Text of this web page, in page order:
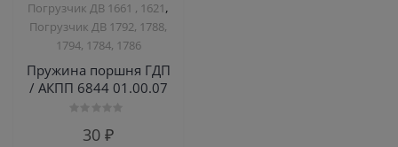
Погрузчик ДВ 1661 , 1621,
Погрузчик ДВ 1792, 1788,
1794, 1784, 1786
Пружина поршня ГДП
/ АКПП 6844 01.00.07
30₽